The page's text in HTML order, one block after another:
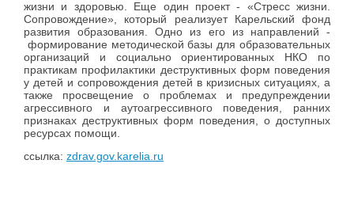
жизни и здоровью. Еще один проект - «Стресс жизни.
Сопровождение» , который реализует Карельский фонд
развития
образования. Одно из его из направлений -
формирование методической базы для образовательных
организаций и социально ориентированных НКО по
практикам профилактики деструктивных форм поведения
у детей и сопровождения детей в кризисных ситуациях, а
также просвещение о проблемах и предупреждении
агрессивного и аутоагрессивного поведения, ранних
признаках деструктивных форм поведения, о доступных
ресурсах помощи.
ссылка: zdrav.gov.karelia.ru